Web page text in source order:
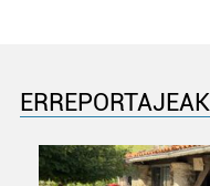
ERREPORTAJEAK